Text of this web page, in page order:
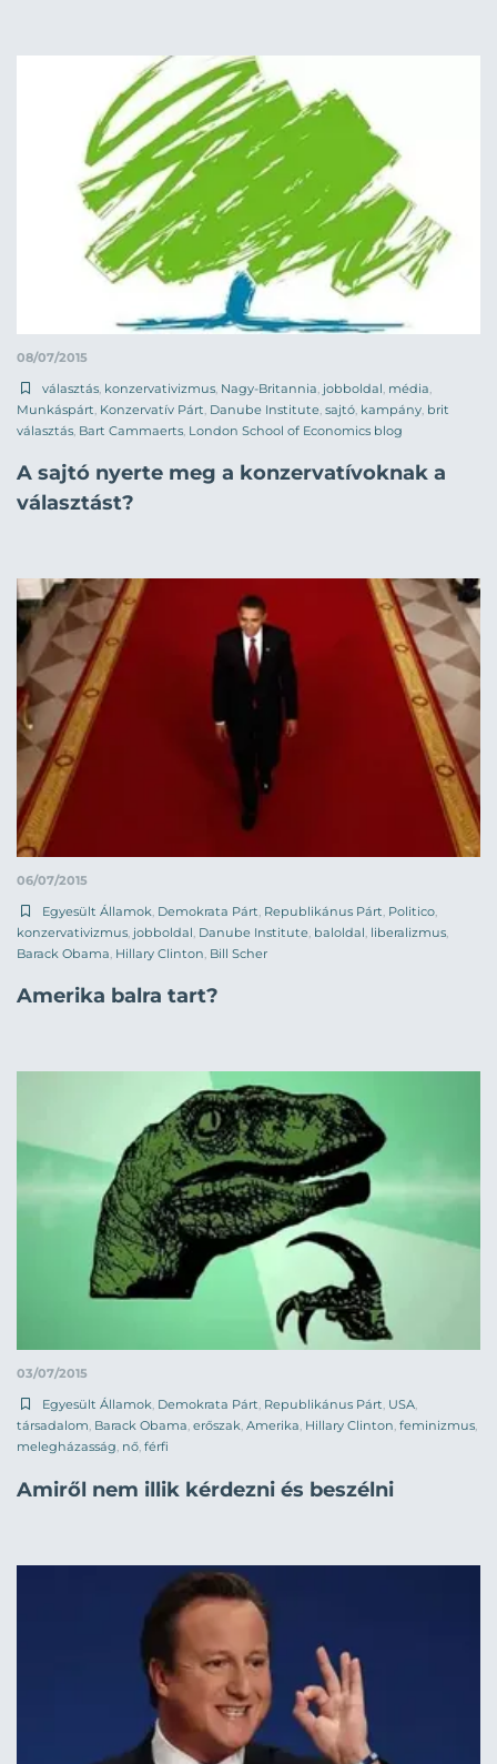
08/07/2015
választás, konzervativizmus, Nagy-Britannia, jobboldal, média,
Munkáspárt, Konzervatív Párt, Danube Institute, sajtó, kampány, brit
választás, Bart Cammaerts, London School of Economics blog
A sajtó nyerte meg a konzervatívoknak a
választást?
06/07/2015
Egyesült Államok, Demokrata Párt, Republikánus Párt, Politico,
konzervativizmus, jobboldal, Danube Institute, baloldal, liberalizmus,
Barack Obama, Hillary Clinton, Bill Scher
Amerika balra tart?
03/07/2015
Egyesült Államok, Demokrata Párt, Republikánus Párt, USA,
társadalom, Barack Obama, erőszak, Amerika, Hillary Clinton, feminizmus,
melegházasság, nő, férfi
Amiről nem illik kérdezni és beszélni